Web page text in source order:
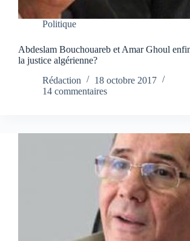
Politique
Abdeslam Bouchouareb et Amar Ghoul
la justice algérienne?
Rédaction
18 octobre 2017
14 commentaires